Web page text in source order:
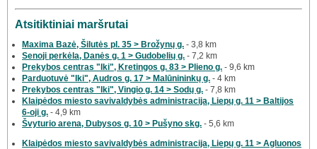
Atsitiktiniai maršrutai
Maxima Bazė, Šilutės pl. 35 > Brožynų g. - 3,8 km
Senoji perkėla, Danės g. 1 > Gudobelių g. - 7,2 km
Prekybos centras "Iki", Kretingos g. 83 > Plieno g. - 9,6 km
Parduotuvė "Iki", Audros g. 17 > Malūnininkų g. - 4 km
Prekybos centras "Iki", Vingio g. 14 > Sodų g. - 7,8 km
Klaipėdos miesto savivaldybės administracija, Liepų g. 11 > Baltijos
6-oji g. - 4,9 km
Švyturio arena, Dubysos g. 10 > Pušyno skg. - 5,6 km
Klaipėdos miesto savivaldybės administracija, Liepų g. 11 > Agluonos